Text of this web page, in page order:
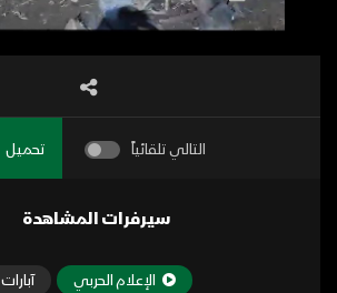
التالي تلقائياً تحميل
سيرفرات المشاهدة
الإعلام الحربي آبارات